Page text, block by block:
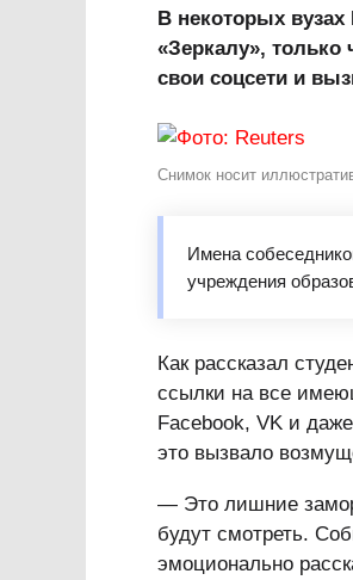
В некоторых вузах
«Зеркалу», только
свои соцсети и
Снимок носит
Имена
учреждения
Как рассказал
ссылки на все
Facebook, VK и
это вызвало
— Это лишние
будут смотреть.
эмоционально